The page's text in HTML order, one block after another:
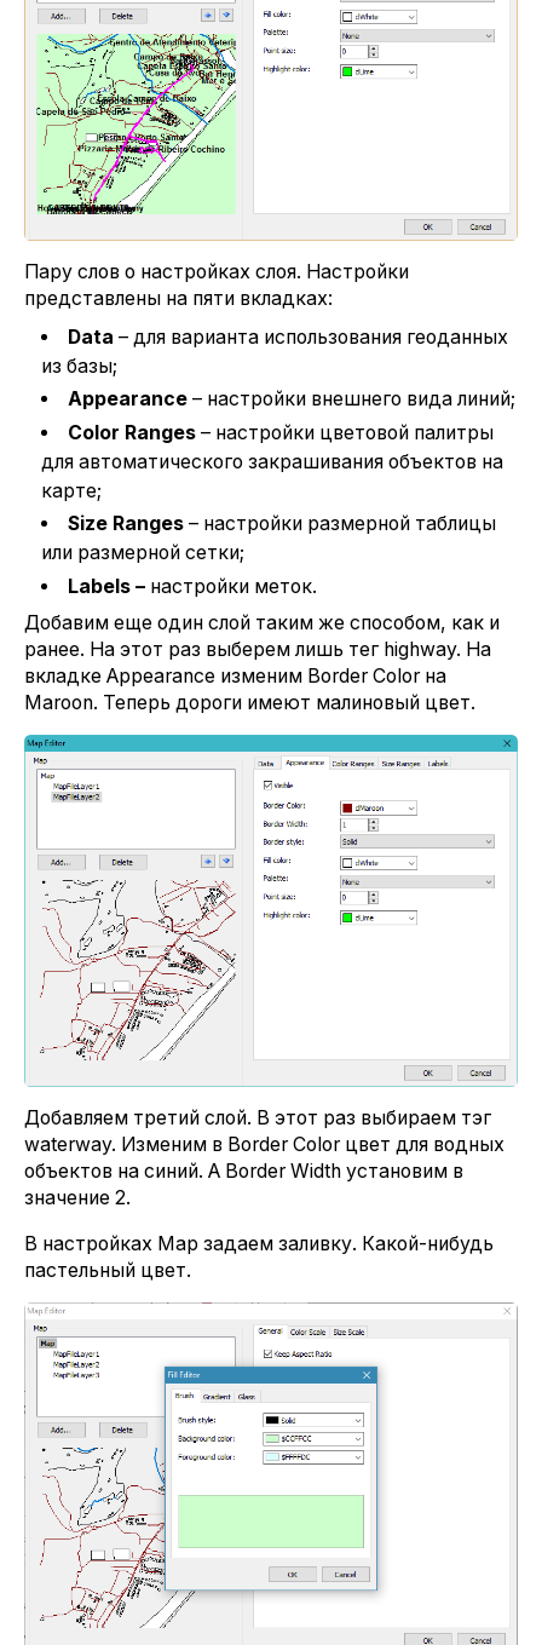
Пару слов о настройках слоя. Настройки
представлены на пяти вкладках:
Data – для варианта использования геоданных
из базы;
Appearance– настройки внешнего вида линий;
Color Ranges– настройки цветовой палитры
для автоматического закрашивания объектов на
карте;
Size Ranges– настройки размерной таблицы
или размерной сетки;
Labels – настройки меток.
Добавим еще один слой таким же способом, как и
ранее. На этот раз выберем лишь тег highway. На
вкладке Appearance изменим Border Color на
Maroon. Теперь дороги имеют малиновый цвет.
Добавляем третий слой. В этот раз выбираем тэг
waterway. Изменим в Border Color цвет для водных
объектов на синий. А Border Width установим в
значение 2.
В настройках Map задаем заливку. Какой-нибудь
пастельный цвет.